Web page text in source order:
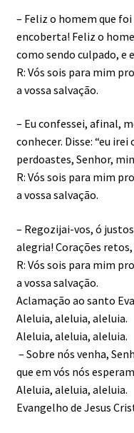
– Feliz o homem que
encoberta! Feliz o
como sendo culpado, e
R: Vós sois para mim
a vossa salvação.
– Eu confessei, afinal,
conhecer. Disse: “eu
perdoastes, Senhor,
R: Vós sois para mim
a vossa salvação.
– Regozijai-vos, ó
alegria! Corações
R: Vós sois para mim
a vossa salvação.
Aclamação ao santo
Aleluia, aleluia, aleluia.
Aleluia, aleluia, aleluia.
– Sobre nós venha,
que em vós nós
Aleluia, aleluia, aleluia.
Evangelho de Jesus